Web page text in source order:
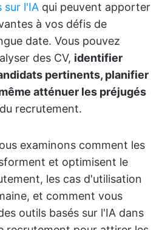
sur l'IA qui peuvent apporter
à vos défis de
date. Vous pouvez
des CV, identifier
pertinents, planifier
atténuer les préjugés
recrutement.
examinons comment les
et optimisent le
les cas d'utilisation
et comment vous
outils basés sur l'IA dans